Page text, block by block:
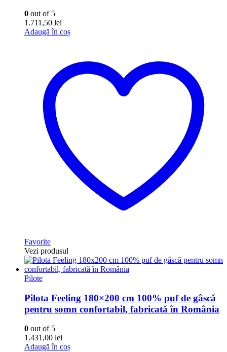
0 out of 5
1.711,50 lei
Adaugă în coș
Favorite
Vezi produsul
Pilote
Pilota Feeling 180×200 cm 100% puf de gâscă
pentru somn confortabil, fabricată în România
0 out of 5
1.431,00 lei
Adaugă în coș